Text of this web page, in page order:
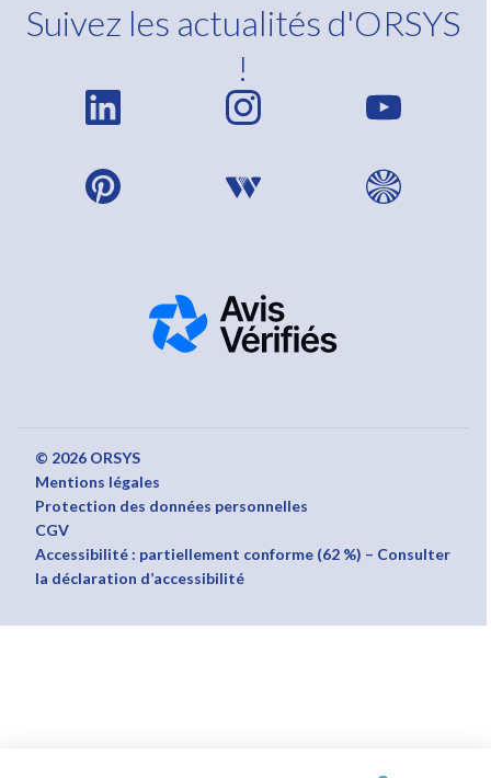
Suivez les actualités d'ORSYS
!
© 2026 ORSYS
Mentions légales
Protection des données personnelles
CGV
Accessibilité : partiellement conforme (62 %) – Consulter
la déclaration d’accessibilité